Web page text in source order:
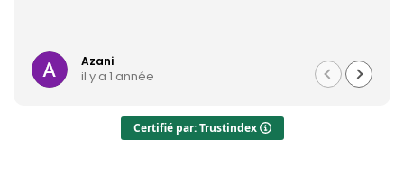
Azani
il y a 1 année
Certifié par: Trustindex